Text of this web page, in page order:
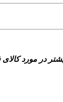
در مورد